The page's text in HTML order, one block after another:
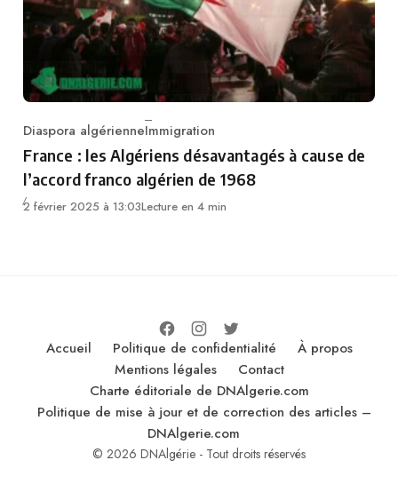
Category
Diaspora algérienneImmigration
France : les Algériens désavantagés à cause de
l’accord franco algérien de 1968
2 février 2025 à 13:03Lecture en 4 min
Accueil Politique de confidentialité
À propos
Mentions légales
Contact
Charte éditoriale de DNAlgerie.com
Politique de mise à jour et de correction des articles –
DNAlgerie.com
© 2026 DNAlgérie - Tout droits réservés